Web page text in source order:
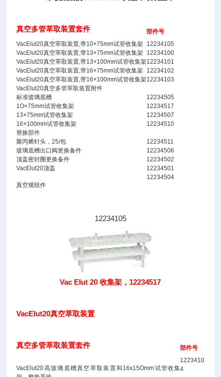
真空多管萃取装置套件
部件号
VacElut20真空萃取装置,带10×75mm试管收集架 12234105
VacElut20真空萃取装置,带13×75mm试管收集架 12234100
VacElut20真空萃取装置,带13×100mm试管收集架12234101
VacElut20真空萃取装置,带16×75mm试管收集架 12234102
VacElut20真空萃取装置,带16×100mm试管收集架12234103
VacElut20真空多管萃取装置附件
标准玻璃底槽
12234505
1O×75mm试管收集架
12234517
13×75mm试管收集架
12234507
16×100mm试管收集架
12234510
替换部件
聚丙烯针头，25/包
12234511
玻璃底槽出口阀更换备件
12234506
顶盖密封圈更换备件
12234502
VacElut20顶盖
12234501
真空规组件
12234504
12234105
Vac Elut 20 收集架，12234517
VacElut20真空萃取装置
真空多管萃取装置套件 部件号
VacElut20高玻璃底槽真空萃取装置和16x15Omm试管收集
1223410
4